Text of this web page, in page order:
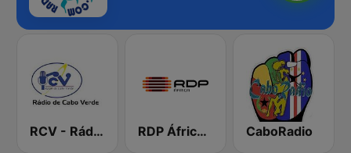
RCV - Rádio de Cabo Verde RDP África Cabo Verde CaboRadio